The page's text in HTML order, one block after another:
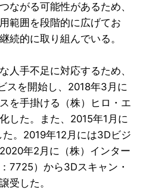
ながる可能性があるため、
範囲を段階的に広げてお
続的に取り組んでいる。
人手不足に対応するため、
スを開始し、2018年3月に
を手掛ける（株）ヒロ・エ
した。また、2015年1月に
。2019年12月には3Dビジ
年2月に（株）インター
7725）から3Dスキャン・
受した。